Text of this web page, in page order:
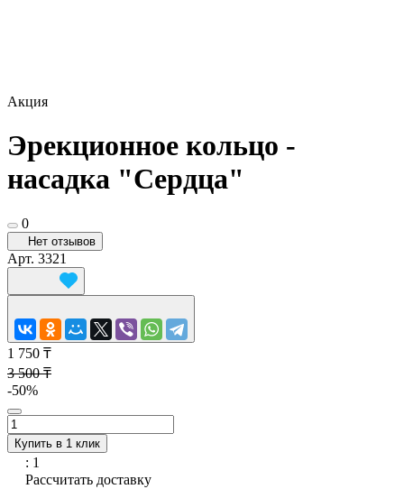
Акция
Эрекционное кольцо -
насадка "Сердца"
0
Нет отзывов
Арт. 3321
1 750 ₸
3 500 ₸
-50%
Купить в 1 клик
: 1
Рассчитать доставку